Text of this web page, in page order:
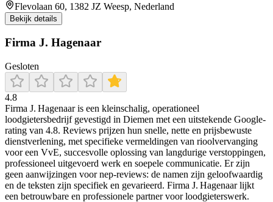
Flevolaan 60, 1382 JZ Weesp, Nederland
Bekijk details
Firma J. Hagenaar
Gesloten
4.8
Firma J. Hagenaar is een kleinschalig, operationeel
loodgietersbedrijf gevestigd in Diemen met een uitstekende Google-
rating van 4.8. Reviews prijzen hun snelle, nette en prijsbewuste
dienstverlening, met specifieke vermeldingen van rioolvervanging
voor een VvE, succesvolle oplossing van langdurige verstoppingen,
professioneel uitgevoerd werk en soepele communicatie. Er zijn
geen aanwijzingen voor nep‑reviews: de namen zijn geloofwaardig
en de teksten zijn specifiek en gevarieerd. Firma J. Hagenaar lijkt
een betrouwbare en professionele partner voor loodgieterswerk.